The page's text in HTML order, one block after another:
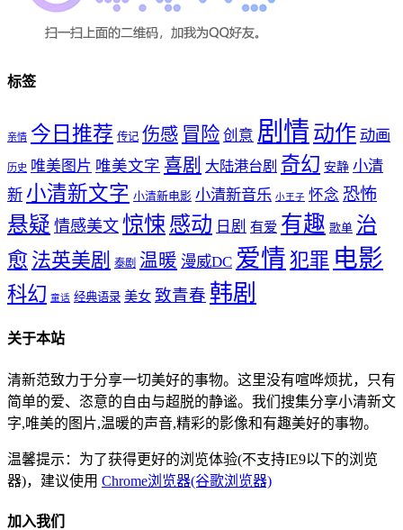
标签
亲情 今日推荐 传记 伤感 冒险 创意 剧情 动作 动画
历史 唯美图片 唯美文字 喜剧 大陆港台剧 奇幻 安静 小清
新 小清新文字 小清新电影 小清新音乐 小王子 怀念 恐怖
悬疑 情感美文 惊悚 感动 日剧 有爱 有趣 歌单 治
愈 法英美剧 泰剧 温暖 漫威DC 爱情 犯罪 电影
科幻 童话 经典语录 美女 致青春 韩剧
关于本站
清新范致力于分享一切美好的事物。这里没有喧哗烦扰，只有
简单的爱、恣意的自由与超脱的静谧。我们搜集分享小清新文
字,唯美的图片,温暖的声音,精彩的影像和有趣美好的事物。
温馨提示：为了获得更好的浏览体验(不支持IE9以下的浏览
器)，建议使用 Chrome浏览器(谷歌浏览器)
加入我们